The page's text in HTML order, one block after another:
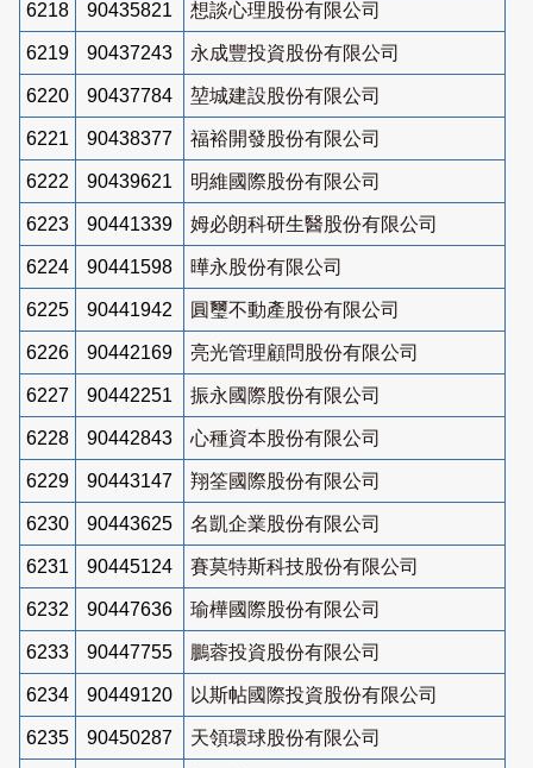
6218 90435821 想談心理股份有限公司
6219 90437243 永成豐投資股份有限公司
6220 90437784 堃城建設股份有限公司
6221 90438377 福裕開發股份有限公司
6222 90439621 明維國際股份有限公司
6223 90441339 姆必朗科研生醫股份有限公司
6224 90441598 曄永股份有限公司
6225 90441942 圓璽不動產股份有限公司
6226 90442169 亮光管理顧問股份有限公司
6227 90442251 振永國際股份有限公司
6228 90442843 心種資本股份有限公司
6229 90443147 翔筌國際股份有限公司
6230 90443625 名凱企業股份有限公司
6231 90445124 賽莫特斯科技股份有限公司
6232 90447636 瑜樺國際股份有限公司
6233 90447755 鵬蓉投資股份有限公司
6234 90449120 以斯帖國際投資股份有限公司
6235 90450287 天領環球股份有限公司